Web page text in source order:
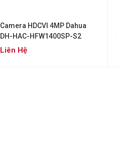
Camera HDCVI 4MP Dahua
DH-HAC-HFW1400SP-S2
Liên Hệ